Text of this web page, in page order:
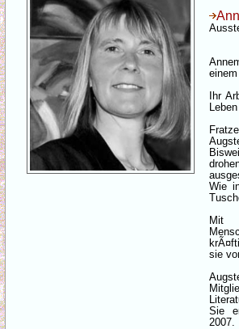
Ihr
Wie
Mit
sie
Sie
2007.